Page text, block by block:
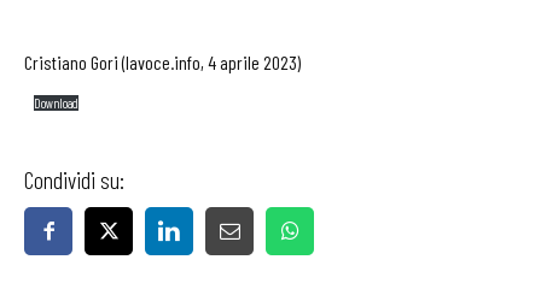
Cristiano Gori (lavoce.info, 4 aprile 2023)
Download
Condividi su: